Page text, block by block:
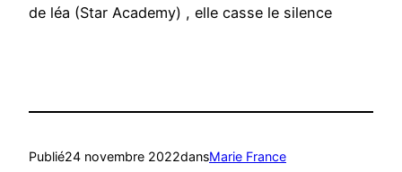
de léa (Star Academy) , elle casse le silence
Publié24 novembre 2022dansMarie France